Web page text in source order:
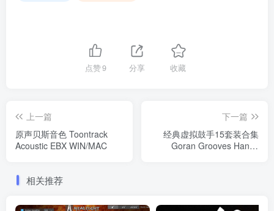
点赞9 分享 收藏
上一篇
原声贝斯音色 Toontrack
Acoustic EBX WIN/MAC
下一篇
经典虚拟鼓手15套装合集
Goran Grooves Handy
相关推荐